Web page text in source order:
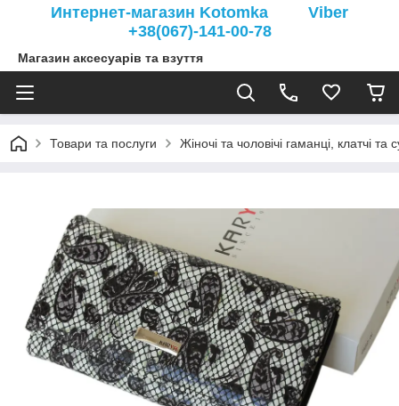
Интернет-магазин Kotomka Viber
+38(067)-141-00-78
Магазин аксесуарів та взуття
Товари та послуги Жіночі та чоловічі гаманці, клатчі та